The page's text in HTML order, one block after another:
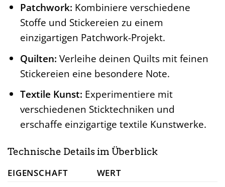
Patchwork: Kombiniere verschiedene
Stoffe und Stickereien zu einem
einzigartigen Patchwork-Projekt.
Quilten: Verleihe deinen Quilts mit feinen
Stickereien eine besondere Note.
Textile Kunst: Experimentiere mit
verschiedenen Sticktechniken und
erschaffe einzigartige textile Kunstwerke.
Technische Details im Überblick
EIGENSCHAFT
WERT